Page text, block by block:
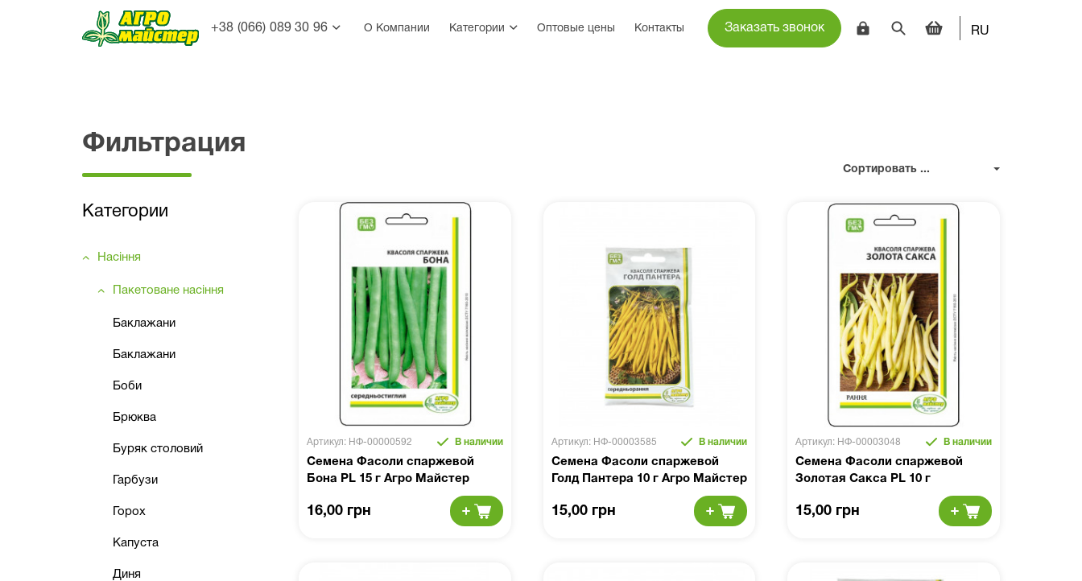
+38 (066) 089 30 96 О Компании Категории Оптовые цены Контакты Заказать звонок RU
Фильтрация
Категории
Насіння
Пакетоване насіння
Баклажани
Баклажани
Боби
Брюква
Буряк столовий
Гарбузи
Горох
Капуста
Диня
Сортировать ...
Артикул: НФ-00000592 В наличии
Семена Фасоли спаржевой
Бона PL 15 г Агро Майстер
16,00 грн
Артикул: НФ-00003585 В наличии
Семена Фасоли спаржевой
Голд Пантера 10 г Агро Майстер
15,00 грн
Артикул: НФ-00003048 В наличии
Семена Фасоли спаржевой
Золотая Сакса PL 10 г
15,00 грн